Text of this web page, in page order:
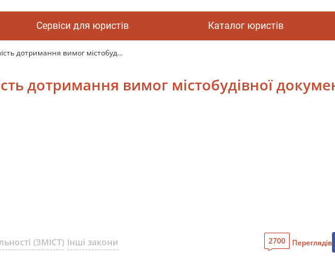
Сервіси для юристів Каталог юристів
дотримання вимог містобуд...
дотримання вимог містобудівної
(ЗМІСТ) Інші закони 2700 Переглядів